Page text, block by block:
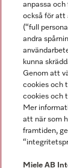
Miele AB
Allmänna villkor
Användarvillkor
Miele
Lagen om
Miele påMiele
anpassa och
också för att
(“full
andra
kunna
Genom att
cookies och
cookies och
Mer
att när som
framtiden,
Miele AB